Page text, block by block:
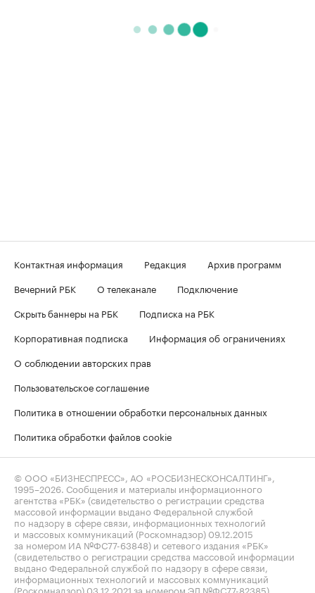
Контактная информация Редакция
Архив программ
Вечерний РБК
О телеканале
Подключение
Скрыть баннеры на РБК
Подписка на РБК
Корпоративная подписка
Информация об ограничениях
О соблюдении авторских прав
Пользовательское соглашение
Политика в отношении обработки персональных данных
Политика обработки файлов cookie
© ООО «БИЗНЕСПРЕСС», АО «РОСБИЗНЕСКОНСАЛТИНГ»,
1995–2026 . Сообщения и материалы информационного
агентства «РБК» (свидетельство о регистрации средства
массовой информации выдано Федеральной службой
по надзору в сфере связи, информационных технологий
и массовых коммуникаций (Роскомнадзор) 09.12.2015
за номером ИА №ФС77-63848) и сетевого издания «РБК»
(свидетельство о регистрации средства массовой информации
выдано Федеральной службой по надзору в сфере связи,
информационных технологий и массовых коммуникаций
(Роскомнадзор) 03.12.2021 за номером ЭЛ №ФС77-82385)